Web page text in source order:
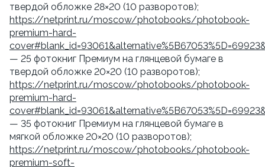
твердой обложке 28×20 (10 разворотов);
https://netprint.ru/moscow/photobooks/photobook-
premium-hard-
— 25 фотокниг Премиум на глянцевой бумаге в
твердой обложке 20×20 (10 разворотов);
https://netprint.ru/moscow/photobooks/photobook-
premium-hard-
— 35 фотокниг Премиум на глянцевой бумаге в
мягкой обложке 20×20 (10 разворотов);
https://netprint.ru/moscow/photobooks/photobook-
premium-soft-